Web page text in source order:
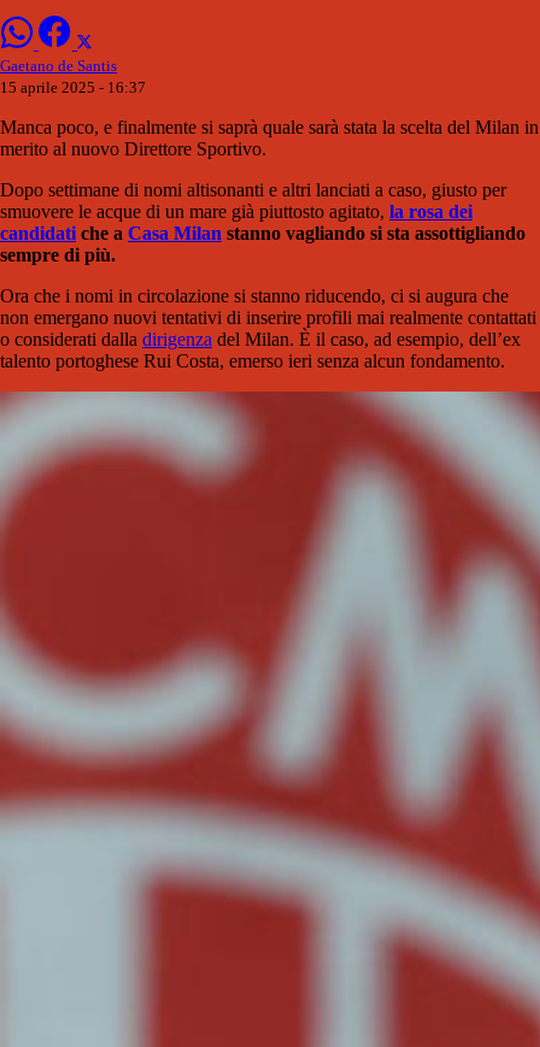
Gaetano de Santis
15 aprile 2025 - 16:37
Manca poco, e finalmente si saprà quale sarà stata la scelta del Milan in
merito al nuovo Direttore Sportivo.
Dopo settimane di nomi altisonanti e altri lanciati a caso, giusto per
smuovere le acque di un mare già piuttosto agitato, la rosa dei
candidati che a Casa Milan stanno vagliando si sta assottigliando
sempre di più.
Ora che i nomi in circolazione si stanno riducendo, ci si augura che
non emergano nuovi tentativi di inserire profili mai realmente contattati
o considerati dalla dirigenza del Milan. È il caso, ad esempio, dell’ex
talento portoghese Rui Costa, emerso ieri senza alcun fondamento.